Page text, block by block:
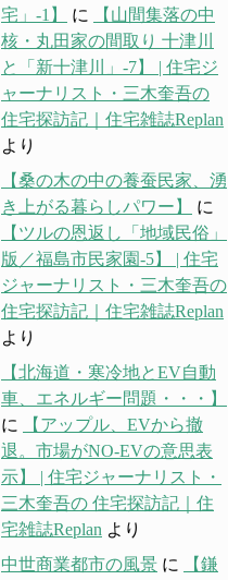
宅」-1】
に
【山間集落の中
核・丸田家の間取り 十津川
と「新十津川」-7】 | 住宅ジ
ャーナリスト・三木奎吾の
住宅探訪記｜住宅雑誌Replan
より
【桑の木の中の養蚕民家、湧
き上がる暮らしパワー】
に
【ツルの恩返し「地域民俗」
版／福島市民家園-5】 | 住宅
ジャーナリスト・三木奎吾の
住宅探訪記｜住宅雑誌Replan
より
【北海道・寒冷地とEV自動
車、エネルギー問題・・・】
に
【アップル、EVから撤
退。市場がNO-EVの意思表
示】 | 住宅ジャーナリスト・
三木奎吾の 住宅探訪記｜住
宅雑誌Replan より
中世商業都市の風景 に
【鎌